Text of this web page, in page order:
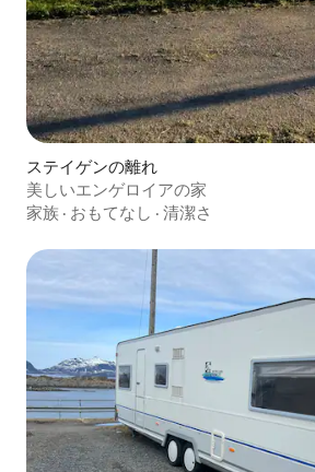
ステイゲンの離れ
美しいエンゲロイアの家
家族 · おもてなし · 清潔さ